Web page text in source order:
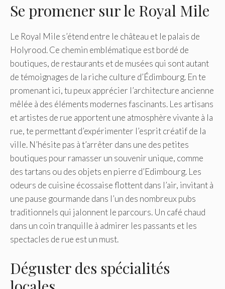
Se promener sur le Royal Mile
Le Royal Mile s’étend entre le château et le palais de
Holyrood. Ce chemin emblématique est bordé de
boutiques, de restaurants et de musées qui sont autant
de témoignages de la riche culture d’Édimbourg. En te
promenant ici, tu peux apprécier l’architecture ancienne
mêlée à des éléments modernes fascinants. Les artisans
et artistes de rue apportent une atmosphère vivante à la
rue, te permettant d’expérimenter l’esprit créatif de la
ville. N’hésite pas à t’arrêter dans une des petites
boutiques pour ramasser un souvenir unique, comme
des tartans ou des objets en pierre d’Edimbourg. Les
odeurs de cuisine écossaise flottent dans l’air, invitant à
une pause gourmande dans l’un des nombreux pubs
traditionnels qui jalonnent le parcours. Un café chaud
dans un coin tranquille à admirer les passants et les
spectacles de rue est un must.
Déguster des spécialités